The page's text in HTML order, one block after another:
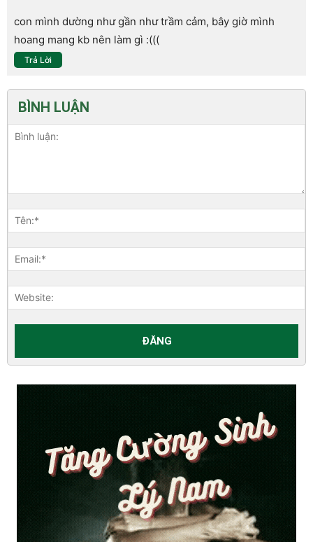
con mình dường như gần như trầm cảm, bây giờ mình
hoang mang kb nên làm gì :(((
Trả Lời
BÌNH LUẬN